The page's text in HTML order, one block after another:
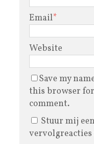
Email*
Website
Save my
this browser
comment.
Stuur mij